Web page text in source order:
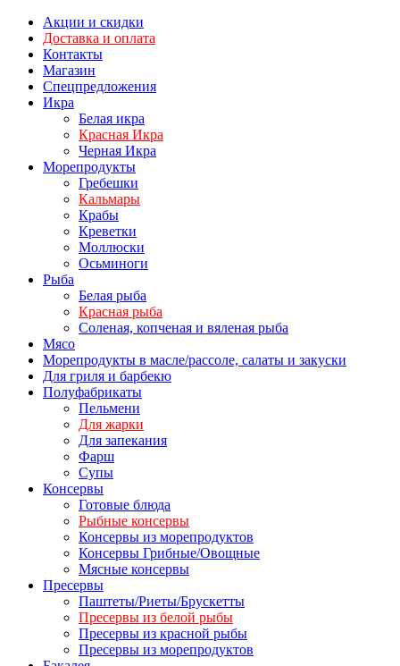
Акции и скидки
Доставка и оплата
Контакты
Магазин
Спецпредложения
Икра
Белая икра
Красная Икра
Черная Икра
Морепродукты
Гребешки
Кальмары
Крабы
Креветки
Моллюски
Осьминоги
Рыба
Белая рыба
Красная рыба
Соленая, копченая и вяленая рыба
Мясо
Морепродукты в масле/рассоле, салаты и закуски
Для гриля и барбекю
Полуфабрикаты
Пельмени
Для жарки
Для запекания
Фарш
Супы
Консервы
Готовые блюда
Рыбные консервы
Консервы из морепродуктов
Консервы Грибные/Овощные
Мясные консервы
Пресервы
Паштеты/Риеты/Брускетты
Пресервы из белой рыбы
Пресервы из красной рыбы
Пресервы из морепродуктов